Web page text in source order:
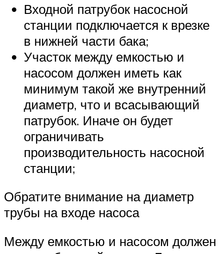
Входной патрубок насосной
станции подключается к врезке
в нижней части бака;
Участок между емкостью и
насосом должен иметь как
минимум такой же внутренний
диаметр, что и всасывающий
патрубок. Иначе он будет
ограничивать
производительность насосной
станции;
Обратите внимание на диаметр
трубы на входе насоса
Между емкостью и насосом должен